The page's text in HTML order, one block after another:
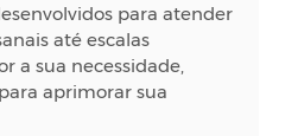
para atender
até escalas
a sua necessidade,
aprimorar sua